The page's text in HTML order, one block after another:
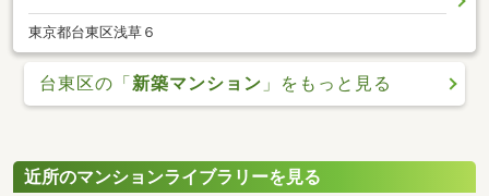
東京都台東区浅草６
台東区の「新築マンション 」をもっと見る
近所のマンションライブラリーを見る